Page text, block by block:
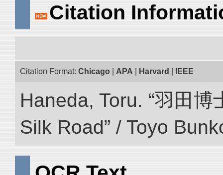
Citation
Citation Format: Chicago APA Harvard IEEE
Haneda, Toru. “羽田博
Silk Road” / Toyo